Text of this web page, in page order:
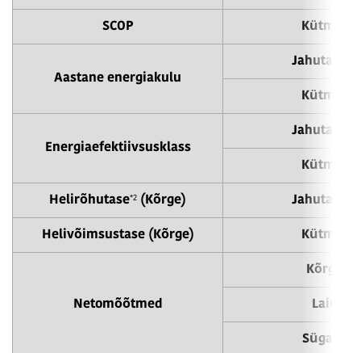
SCOP Kütmine
Aastane energiakulu
Kütmine
Energiaefektiivsusklass
Kütmine
Helirõhutase*2 (Kõrge)
Helivõimsustase (Kõrge) Kütmine
Netomõõtmed
Kõrgus
Laius
Sügavus